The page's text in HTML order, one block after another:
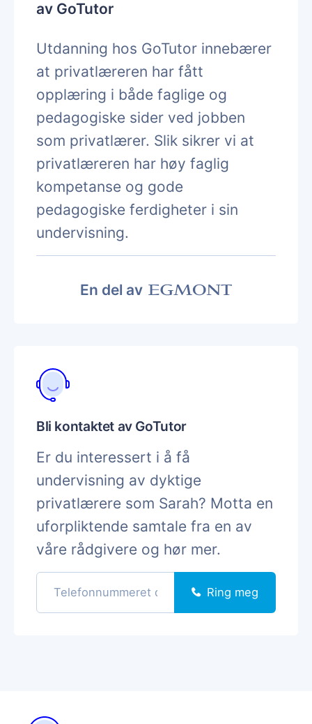
av GoTutor
Utdanning hos GoTutor innebærer
at privatlæreren har fått
opplæring i både faglige og
pedagogiske sider ved jobben
som privatlærer. Slik sikrer vi at
privatlæreren har høy faglig
kompetanse og gode
pedagogiske ferdigheter i sin
undervisning.
En del av
Bli kontaktet av GoTutor
Er du interessert i å få
undervisning av dyktige
privatlærere som Sarah? Motta en
uforpliktende samtale fra en av
våre rådgivere og hør mer.
Ring meg